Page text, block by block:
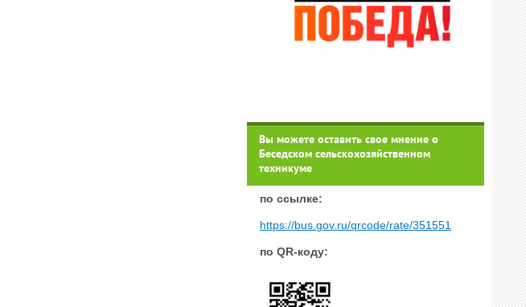
Вы можете оставить свое мнение о
Беседском сельскохозяйственном
техникуме
по ссылке:
https://bus.gov.ru/qrcode/rate/351551
по QR-коду: